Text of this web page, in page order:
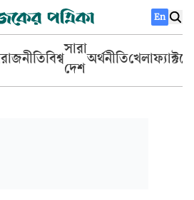
En
রাজনীতিবিশ্ব
সারা
দেশ
অর্থনীতিখেলা